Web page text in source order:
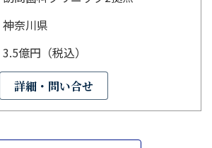
神奈川県
3.5億円（税込）
詳細・問い合せ